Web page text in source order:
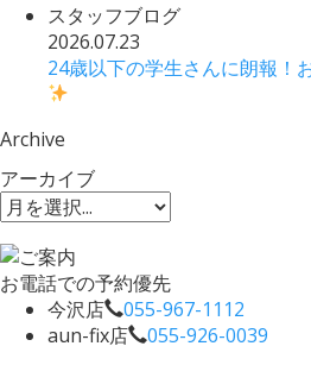
スタッフブログ
2026.07.23
24歳以下の学生さんに朗報！
Archive
アーカイブ
お電話での予約優先
今沢店
055-967-1112
aun-fix店
055-926-0039